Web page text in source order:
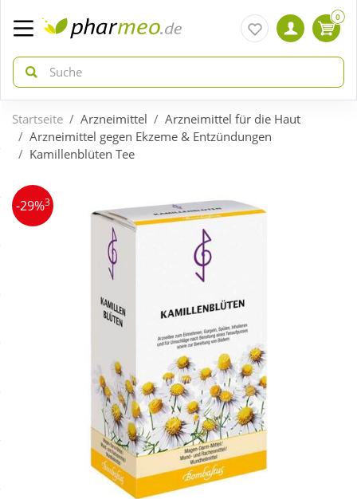
zurück
Aktuelle Coupons
zurück
Arzneimittel
Körperpflege & Kosmetik
Mutter & Kind
0
Startseite Arzneimittel
Arzneimittel für die Haut
Arzneimittel gegen Ekzeme & Entzündungen
Kamillenblüten Tee
-29%3